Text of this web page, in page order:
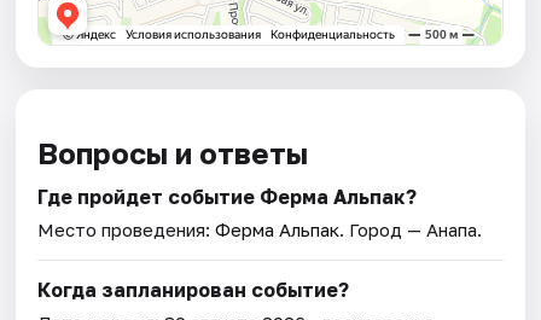
Вопросы и ответы
Где пройдет событие Ферма Альпак?
Место проведения:Ферма Альпак. Город — Анапа.
Когда запланирован событие?